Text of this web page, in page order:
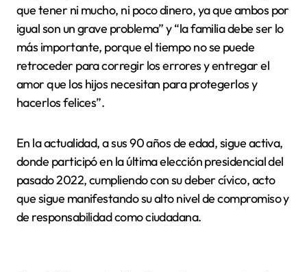
que tener ni mucho, ni poco dinero, ya que ambos por
igual son un grave problema” y “la familia debe ser lo
más importante, porque el tiempo no se puede
retroceder para corregir los errores y entregar el
amor que los hijos necesitan para protegerlos y
hacerlos felices”.
En la actualidad, a sus 90 años de edad, sigue activa,
donde participó en la última elección presidencial del
pasado 2022, cumpliendo con su deber cívico, acto
que sigue manifestando su alto nivel de compromiso y
de responsabilidad como ciudadana.